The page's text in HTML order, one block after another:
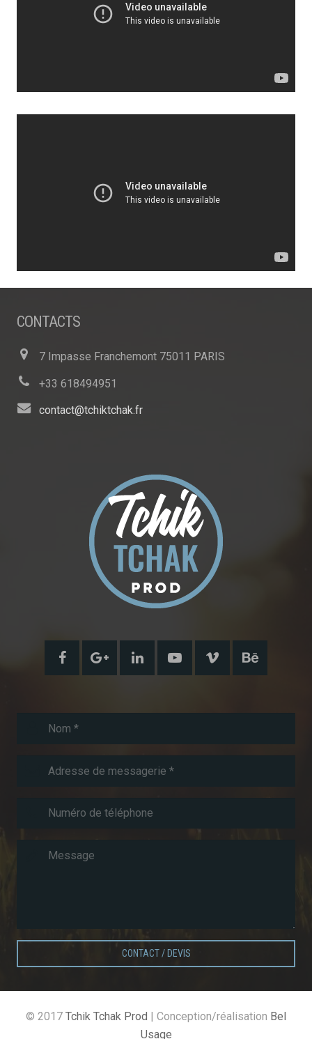
CONTACTS
7 Impasse Franchemont 75011 PARIS
+33 618494951
contact@tchiktchak.fr
CONTACT / DEVIS
© 2017 Tchik Tchak Prod | Conception/réalisation Bel
Usage